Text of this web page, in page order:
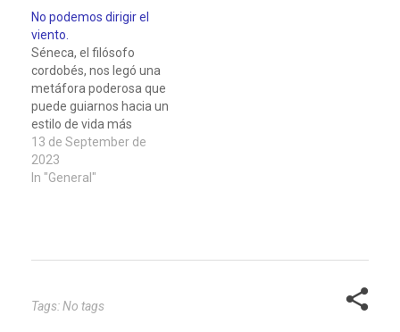
crónicas, sino que
también se asocia con
un mayor riesgo de
cáncer.…
No podemos dirigir el
viento.
Séneca, el filósofo
cordobés, nos legó una
metáfora poderosa que
puede guiarnos hacia un
estilo de vida más
saludable: "No podemos
dirigir el viento, pero
podemos orientar las
13 de September de
2023
In "General"
Tags: No tags